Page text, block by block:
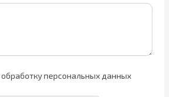
персональных данных